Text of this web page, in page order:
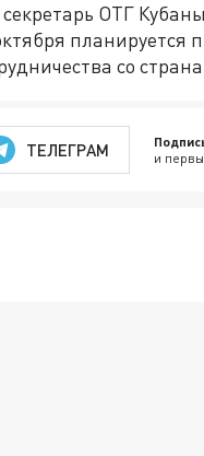
ОТГ
планируется
со
ТЕЛЕГРАМ и